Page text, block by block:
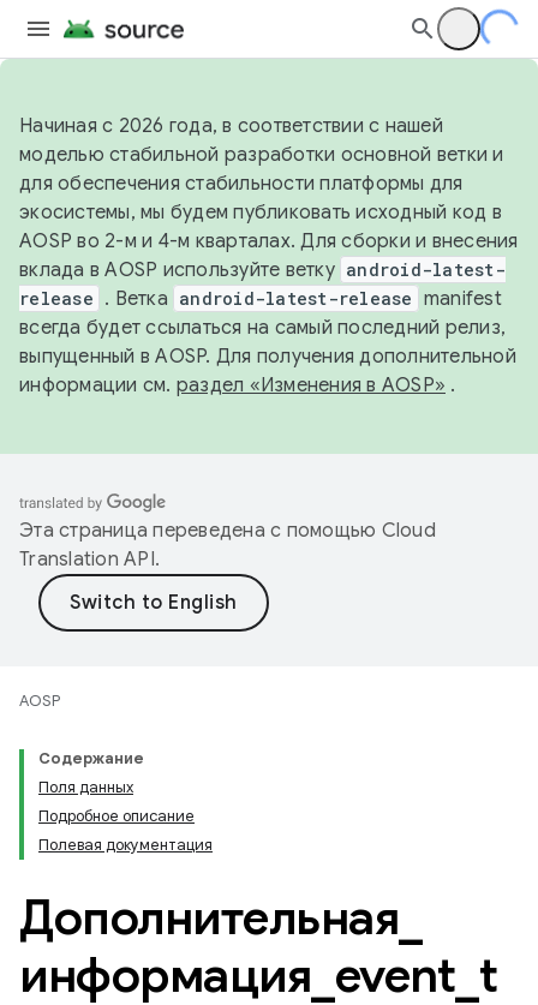
Начиная с 2026 года, в соответствии с нашей
моделью стабильной разработки основной ветки и
для обеспечения стабильности платформы для
экосистемы, мы будем публиковать исходный код в
AOSP во 2-м и 4-м кварталах. Для сборки и внесения
вклада в AOSP используйте ветку android-latest-
release . Ветка android-latest-release manifest
всегда будет ссылаться на самый последний релиз,
выпущенный в AOSP. Для получения дополнительной
информации см. раздел «Изменения в AOSP» .
Эта страница переведена с помощью Cloud
Translation API.
AOSP
Содержание
Поля данных
Подробное описание
Полевая документация
Дополнительная
информация event t